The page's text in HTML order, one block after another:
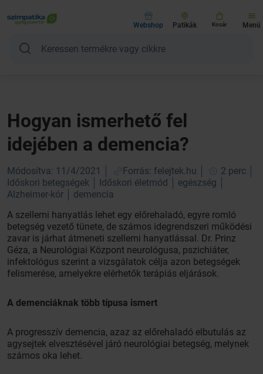
Webshop Patikák Kosár Menü
Hogyan ismerhető fel
idejében a demencia?
Módosítva: 11/4/2021 Forrás: felejtek.hu
2 perc
Időskori betegségek
Időskori életmód
egészség
Alzheimer-kór
demencia
A szellemi hanyatlás lehet egy előrehaladó, egyre romló
betegség vezető tünete, de számos idegrendszeri működési
zavar is járhat átmeneti szellemi hanyatlással. Dr. Prinz
Géza, a Neurológiai Központ neurológusa, pszichiáter,
infektológus szerint a vizsgálatok célja azon betegségek
felismerése, amelyekre elérhetők terápiás eljárások.
A demenciáknak több típusa ismert
A progresszív demencia, azaz az előrehaladó elbutulás az
agysejtek elvesztésével járó neurológiai betegség, melynek
számos oka lehet.